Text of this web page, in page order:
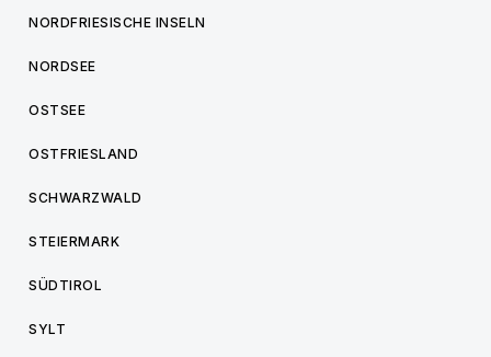
NORDFRIESISCHE INSELN
NORDSEE
OSTSEE
OSTFRIESLAND
SCHWARZWALD
STEIERMARK
SÜDTIROL
SYLT